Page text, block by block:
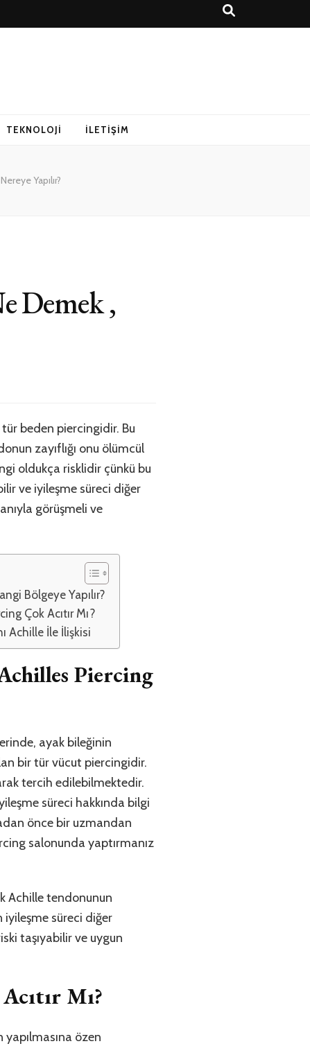
TEKNOLOJI İLETIŞIM
Yapılır?
Demek ,
beden piercingidir. Bu
zayıflığı onu ölümcül
oldukça risklidir çünkü bu
ve iyileşme süreci diğer
görüşmeli ve
Bölgeye Yapılır?
Çok Acıtır Mı?
Achille İle İlişkisi
Piercing
ayak bileğinin
bir tür vücut piercingidir.
tercih edilebilmektedir.
süreci hakkında bilgi
önce bir uzmandan
salonunda yaptırmanız
Achille tendonunun
iyileşme süreci diğer
taşıyabilir ve uygun
Mı?
özen